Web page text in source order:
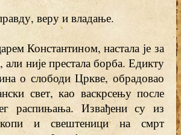
веру и владање.
Константином, настала је за
није престала борба. Едикту
о слободи Цркве, обрадовао
свет, као васкрсењу после
распињања. Извађени су из
и свештеници на смрт